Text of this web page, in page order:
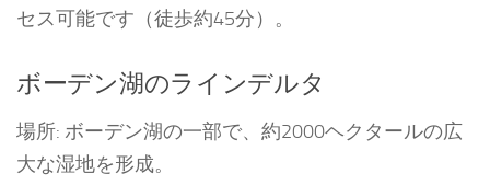
セス可能です（徒歩約45分）。
ボーデン湖のラインデルタ
場所: ボーデン湖の一部で、約2000ヘクタールの広
大な湿地を形成。